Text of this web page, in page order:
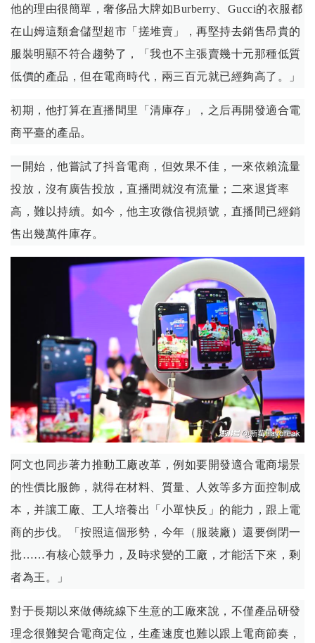
他的理由很簡單，奢侈品大牌如Burberry、Gucci的衣服都
在山姆這類倉儲型超市「搓堆賣」，再堅持去銷售昂貴的
服裝明顯不符合趨勢了，「我也不主張賣幾十元那種低質
低價的產品，但在電商時代，兩三百元就已經夠高了。」
初期，他打算在直播間里「清庫存」，之后再開發適合電
商平臺的產品。
一開始，他嘗試了抖音電商，但效果不佳，一來依賴流量
投放，沒有廣告投放，直播間就沒有流量；二來退貨率
高，難以持續。如今，他主攻微信視頻號，直播間已經銷
售出幾萬件庫存。
阿文也同步著力推動工廠改革，例如要開發適合電商場景
的性價比服飾，就得在材料、質量、人效等多方面控制成
本，并讓工廠、工人培養出「小單快反」的能力，跟上電
商的步伐。「按照這個形勢，今年（服裝廠）還要倒閉一
批……有核心競爭力，及時求變的工廠，才能活下來，剩
者為王。」
對于長期以來做傳統線下生意的工廠來說，不僅產品研發
理念很難契合電商定位，生產速度也難以跟上電商節奏，